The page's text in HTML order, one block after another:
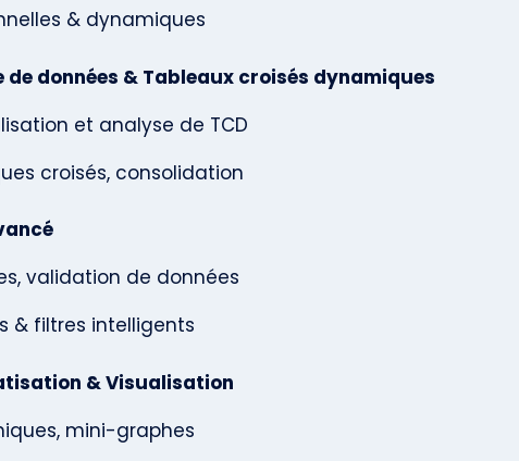
& dynamiques
de données & Tableaux croisés dynamiques
et analyse de TCD
croisés, consolidation
validation de données
& filtres intelligents
& Visualisation
mini-graphes